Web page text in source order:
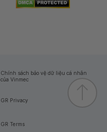
Chính sách bảo vệ dữ liệu cá nhân
của Vinmec
GR Privacy
GR Terms